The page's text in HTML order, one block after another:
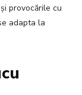
provocările cu
adapta la